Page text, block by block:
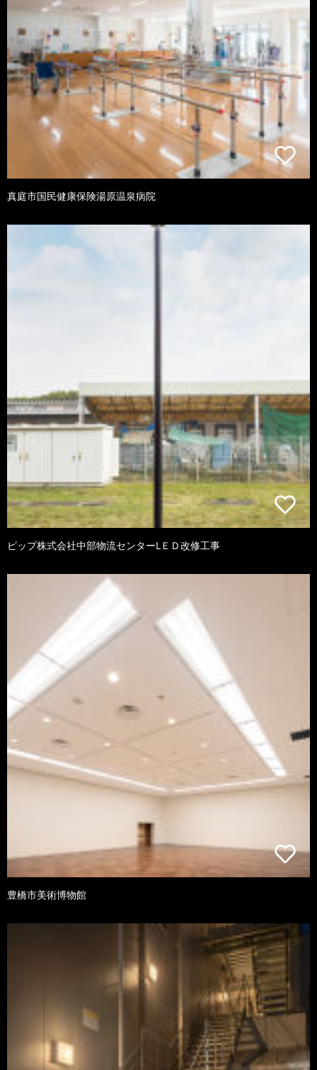
真庭市国民健康保険湯原温泉病院
ピップ株式会社中部物流センターLＥＤ改修工事
豊橋市美術博物館